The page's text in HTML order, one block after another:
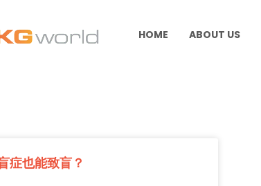
HOME ABOUT US
症也能致盲？